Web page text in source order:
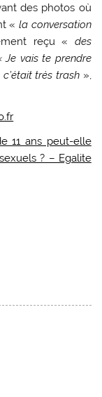
des photos où
«la conversation
reçu « des
Je vais te prendre
très trash »,
11 ans peut-elle
? – Egalite